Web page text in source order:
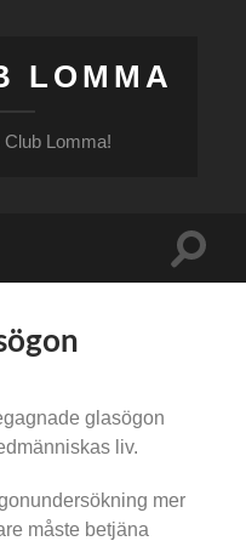
LOMMA
Lomma!
glasögon
liv.
mer
måste betjäna